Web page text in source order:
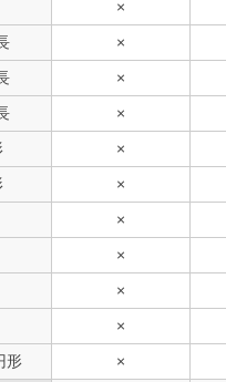
×
×
×
×
×
×
×
×
×
×
形
×